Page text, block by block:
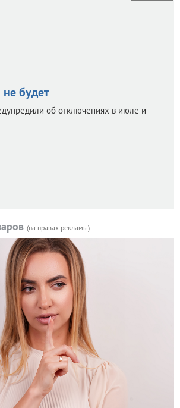
будет
об отключениях в июле и
(на правах рекламы)